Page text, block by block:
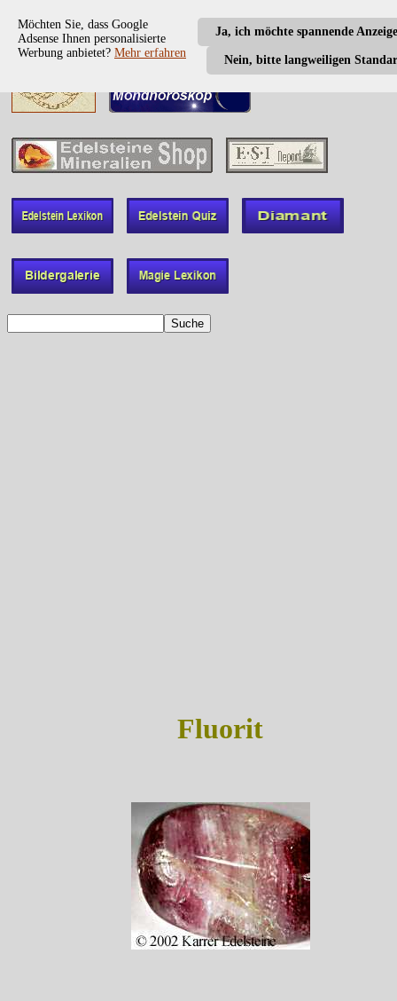
Ja, ich möchte spannende
Nein, bitte langweiligen
Möchten Sie, dass Google
Adsense Ihnen personalisierte
Werbung anbietet? Mehr erfahren
Fluorit